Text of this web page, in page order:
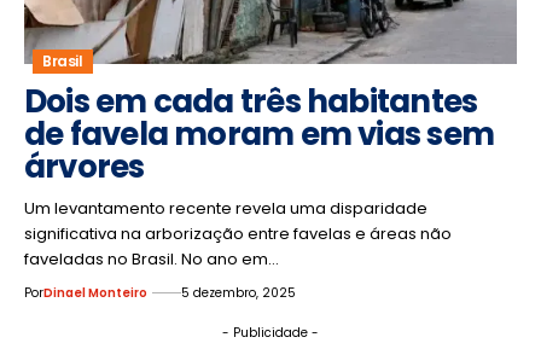
Brasil
Dois em cada três habitantes
de favela moram em vias sem
árvores
Um levantamento recente revela uma disparidade
significativa na arborização entre favelas e áreas não
faveladas no Brasil. No ano em…
PorDinael Monteiro 5 dezembro, 2025
- Publicidade -